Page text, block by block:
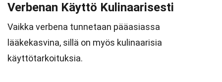
Verbenan Käyttö Kulinaarisesti
Vaikka verbena tunnetaan pääasiassa
lääkekasvina, sillä on myös kulinaarisia
käyttötarkoituksia.